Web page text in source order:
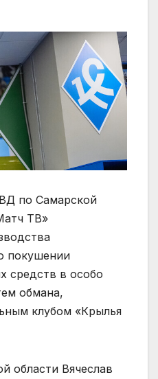
по Самарской
ТВ»
покушении
средств в особо
обмана,
клубом «Крылья
области Вячеслав